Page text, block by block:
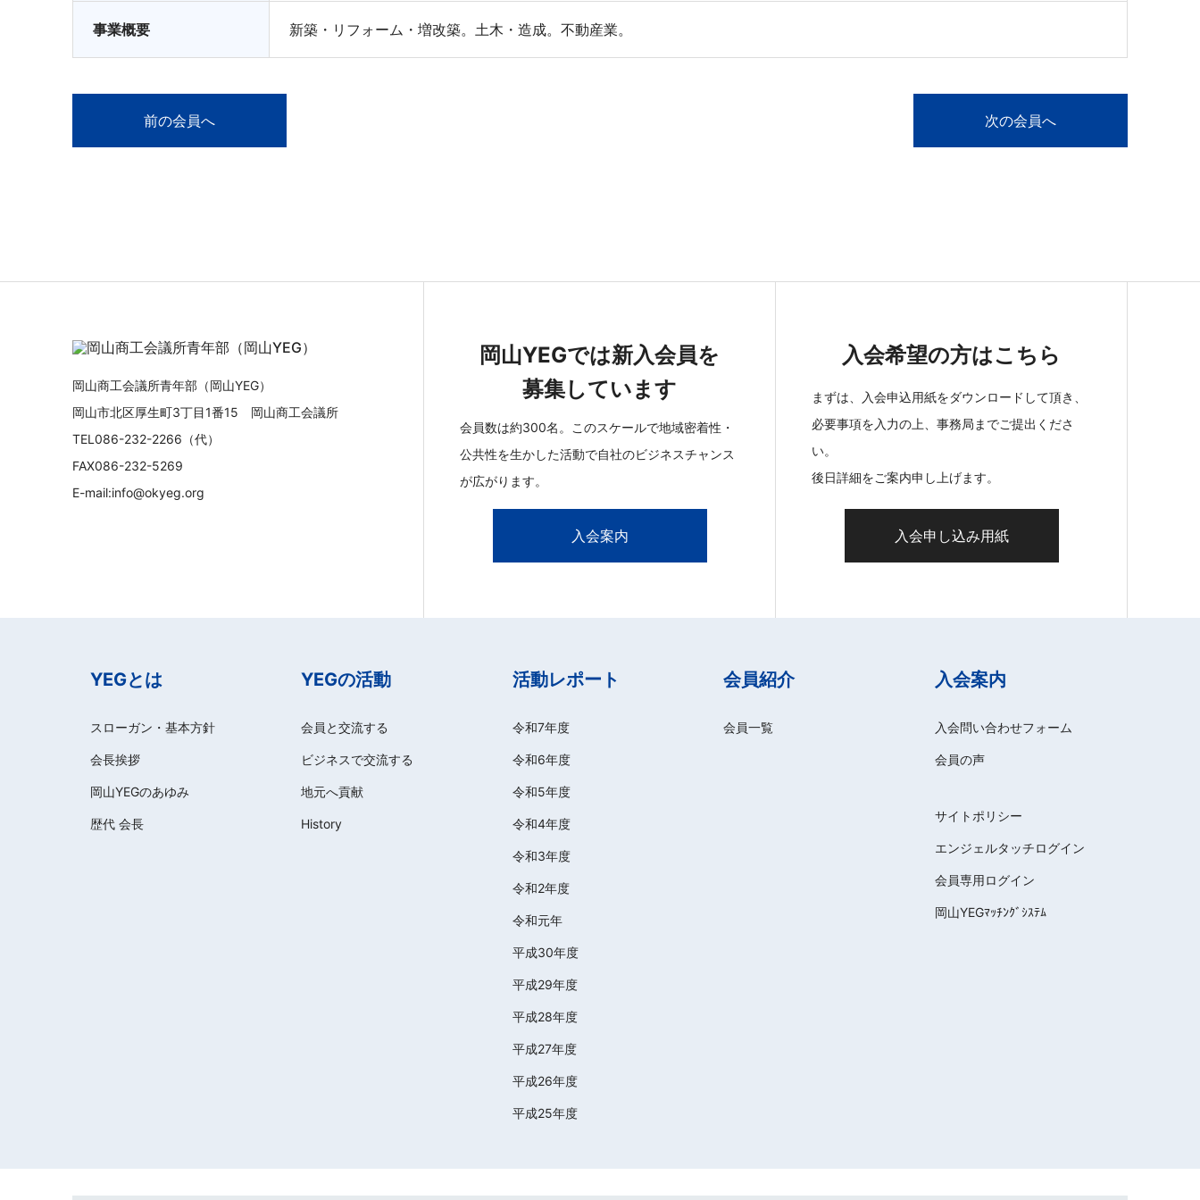
事業概要 新築・リフォーム・増改築。土木・造成。不動産業。
前の会員へ 次の会員へ
岡山商工会議所青年部（岡山YEG）
岡山市北区厚生町3丁目1番15 岡山商工会議所
TEL086-232-2266（代）
FAX086-232-5269
E-mail:info@okyeg.org
岡山YEGでは新入会員を
募集しています
会員数は約300名。このスケールで地域密着性・
公共性を生かした活動で自社のビジネスチャンス
が広がります。
入会案内
入会希望の方はこちら
まずは、入会申込用紙をダウンロードして頂き、
必要事項を入力の上、事務局までご提出くださ
い。
後日詳細をご案内申し上げます。
入会申し込み用紙
YEGとは
スローガン・基本方針
会長挨拶
岡山YEGのあゆみ
歴代 会長
YEGの活動
会員と交流する
ビジネスで交流する
地元へ貢献
History
活動レポート
令和7年度
令和6年度
令和5年度
令和4年度
令和3年度
令和2年度
令和元年
平成30年度
平成29年度
平成28年度
平成27年度
平成26年度
平成25年度
会員紹介
会員一覧
入会案内
入会問い合わせフォーム
会員の声
サイトポリシー
エンジェルタッチログイン
会員専用ログイン
岡山YEGﾏｯﾁﾝｸﾞｼｽﾃﾑ